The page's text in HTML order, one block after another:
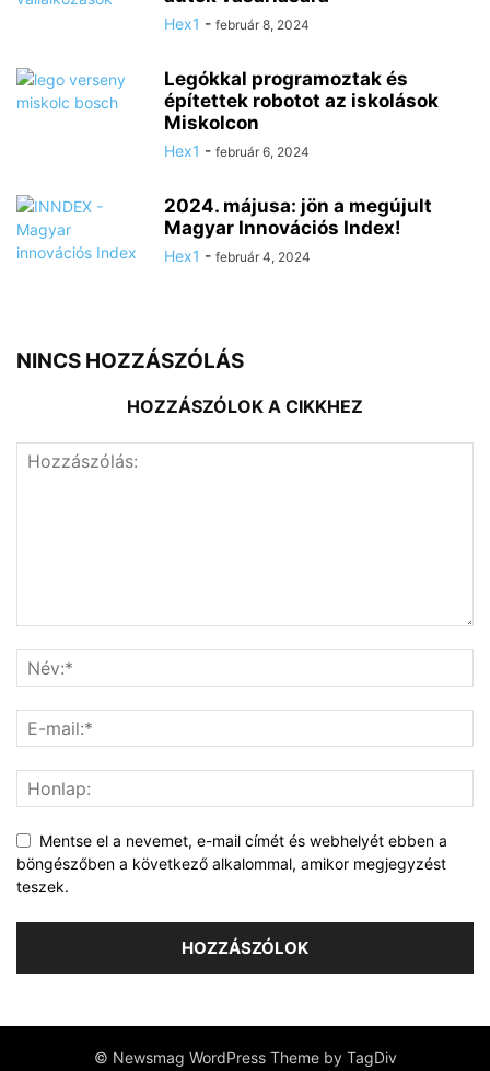
Hex1 - február 8, 2024
Legókkal programoztak és
építettek robotot az iskolások
Miskolcon
Hex1 - február 6, 2024
2024. májusa: jön a megújult
Magyar Innovációs Index!
Hex1 - február 4, 2024
NINCS HOZZÁSZÓLÁS
HOZZÁSZÓLOK A CIKKHEZ
Mentse el a nevemet, e-mail címét és webhelyét ebben a
böngészőben a következő alkalommal, amikor megjegyzést
teszek.
© Newsmag WordPress Theme by TagDiv